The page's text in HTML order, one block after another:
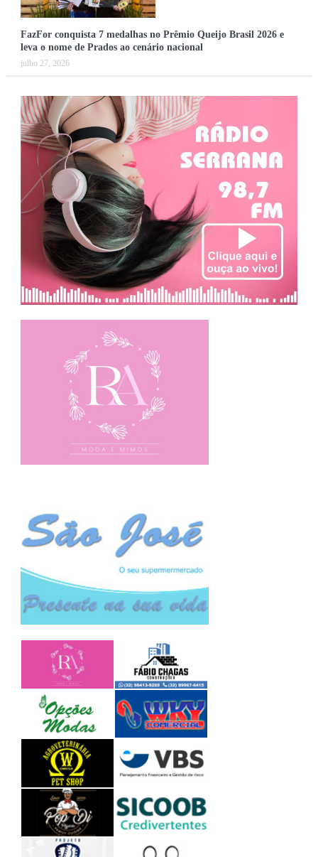
FazFor conquista 7 medalhas no Prêmio Queijo Brasil 2026 e
leva o nome de Prados ao cenário nacional
julho 27, 2026